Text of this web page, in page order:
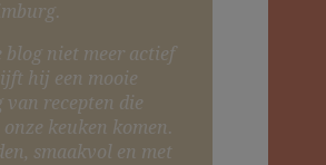
blog niet meer actief
hij een mooie
van recepten die
keuken komen.
smaakvol en met